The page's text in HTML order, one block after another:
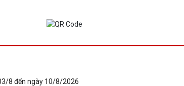
8 đến ngày 10/8/2026